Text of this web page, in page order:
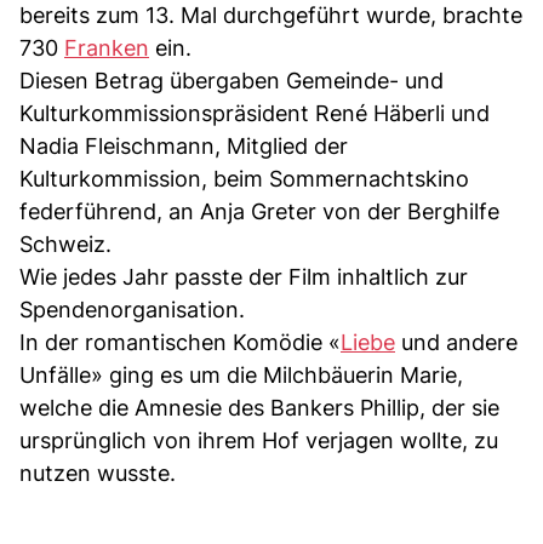
bereits zum 13. Mal durchgeführt wurde, brachte
730 Franken ein.
Diesen Betrag übergaben Gemeinde- und
Kulturkommissionspräsident René Häberli und
Nadia Fleischmann, Mitglied der
Kulturkommission, beim Sommernachtskino
federführend, an Anja Greter von der Berghilfe
Schweiz.
Wie jedes Jahr passte der Film inhaltlich zur
Spendenorganisation.
In der romantischen Komödie «Liebe und andere
Unfälle» ging es um die Milchbäuerin Marie,
welche die Amnesie des Bankers Phillip, der sie
ursprünglich von ihrem Hof verjagen wollte, zu
nutzen wusste.